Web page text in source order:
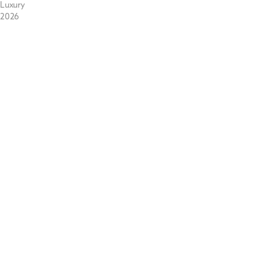
Luxury
2026